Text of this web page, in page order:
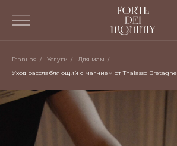
Главная / Услуги / Для мам /
Уход расслабляющий с магнием от Thalasso Bretagne